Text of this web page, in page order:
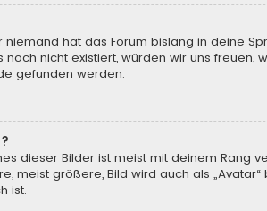
hat das Forum bislang in deine
nicht existiert, würden wir uns freuen,
gefunden werden.
dieser Bilder ist meist mit deinem Rang
meist größere, Bild wird auch als
ist.